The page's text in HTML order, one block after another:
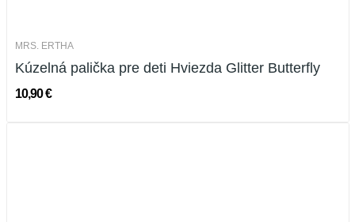
MRS. ERTHA
Kúzelná palička pre deti Hviezda Glitter Butterfly
10,90 €